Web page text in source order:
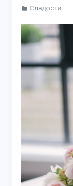
Сладости